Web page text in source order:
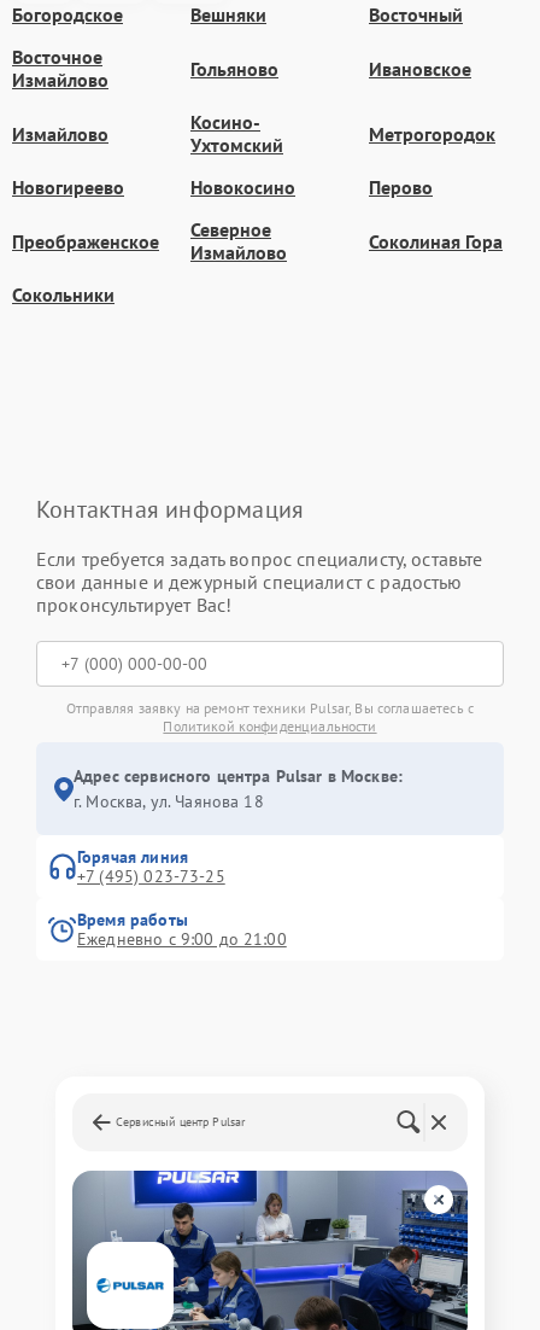
Богородское Вешняки
Восточный
Восточное
Измайлово
Гольяново Ивановское
Измайлово
Косино-
Ухтомский
Метрогородок
Новогиреево Новокосино Перово
Преображенское
Северное
Измайлово
Соколиная Гора
Сокольники
Контактная информация
Если требуется задать вопрос специалисту, оставьте
свои данные и дежурный специалист с радостью
проконсультирует Вас!
Отправляя заявку на ремонт техники Pulsar, Вы соглашаетесь с
Политикой конфиденциальности
Адрес сервисного центра Pulsar в Москве:
г. Москва, ул. Чаянова 18
Горячая линия
+7 (495) 023-73-25
Время работы
Ежедневно с 9:00 до 21:00
Сервисный центр Pulsar